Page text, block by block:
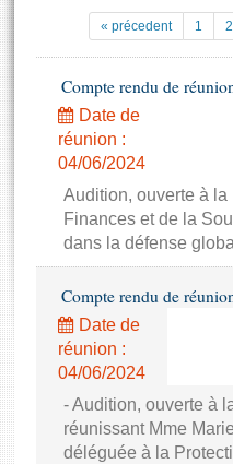
Projets de loi
Propositions de loi
Amendements
Textes adoptés
Baromètre de l’application
Dossiers législatifs
Budget et sécurité sociale
Questions écrites et orales
Documents de
( Constitution | Règlement
Histoire
Juniors
Anciennes législatures
Liens vers les sites
La Bibliothèque
Contacts et plan
Photos libres de droit
« précedent 1 2
Compte rendu de
Date de
réunion :
04/06/2024
Audition, ouverte à
Finances et de la
dans la défense
Compte rendu de
Date de
réunion :
04/06/2024
- Audition, ouverte à
réunissant Mme
déléguée à la